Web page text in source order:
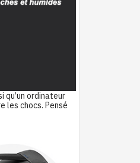
ordinateur
les chocs. Pensé